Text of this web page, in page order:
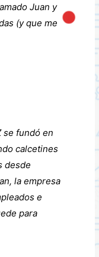
Juan y
(y que me
se fundó en
calcetines
desde
la empresa
e
para